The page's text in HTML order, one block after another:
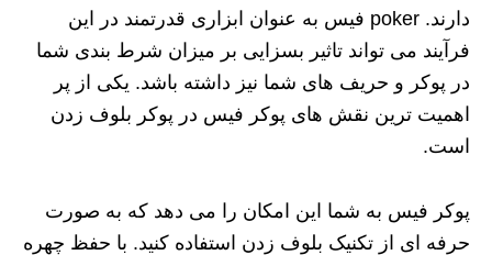
دارند. poker فیس به عنوان ابزاری قدرتمند در این
فرآیند می تواند تاثیر بسزایی بر میزان شرط بندی شما
در پوکر و حریف های شما نیز داشته باشد. یکی از پر
اهمیت ترین نقش های پوکر فیس در پوکر بلوف زدن
است.
پوکر فیس به شما این امکان را می دهد که به صورت
حرفه ای از تکنیک بلوف زدن استفاده کنید. با حفظ چهره